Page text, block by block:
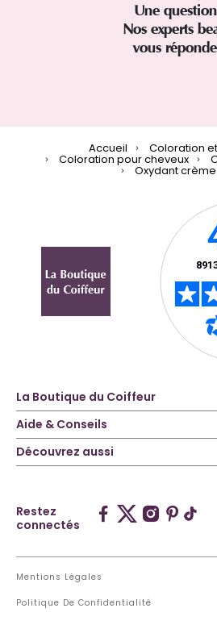
Une
Nos experts
vous
Accueil Coloration
Coloration pour cheveux
Oxydant
La Boutique du Coiffeur
Aide & Conseils
Découvrez aussi
Restez
connectés
Mentions Légales
Politique De Confidentialité